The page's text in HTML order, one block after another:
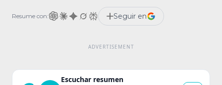
podrán aprovechar varias de las funciones
clásicas del programa de edición de
Resume con: Seguir en
Escuchar resumen